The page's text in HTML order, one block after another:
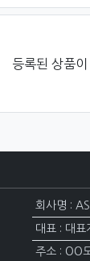
등록된 상품
회사명 :
대표 : 대표
주소 : OO